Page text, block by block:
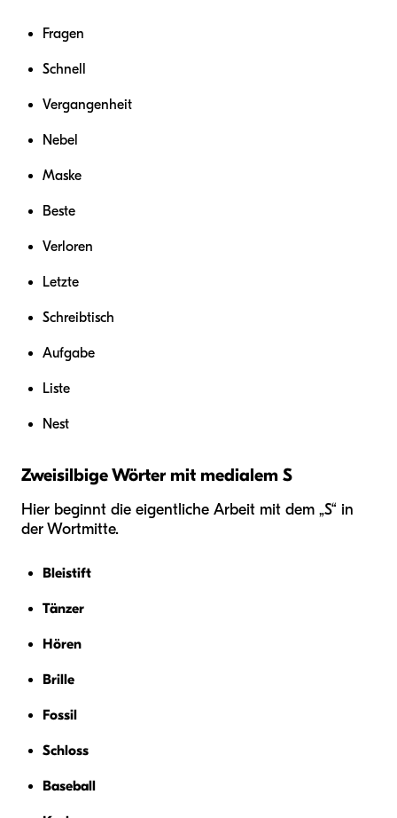
Fragen
Schnell
Vergangenheit
Nebel
Maske
Beste
Verloren
Letzte
Schreibtisch
Aufgabe
Liste
Nest
Zweisilbige Wörter mit medialem S
Hier beginnt die eigentliche Arbeit mit dem „S“ in
der Wortmitte.
Bleistift
Tänzer
Hören
Brille
Fossil
Schloss
Baseball